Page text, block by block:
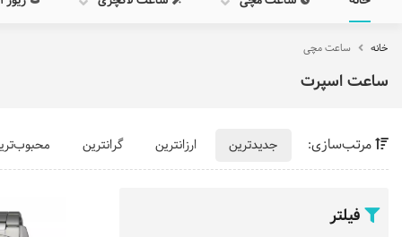
خانه ساعت مچی
ساعت اسپرت
مرتب‌سازی: جدیدترین ارزانترین گرانترین
فیلتر